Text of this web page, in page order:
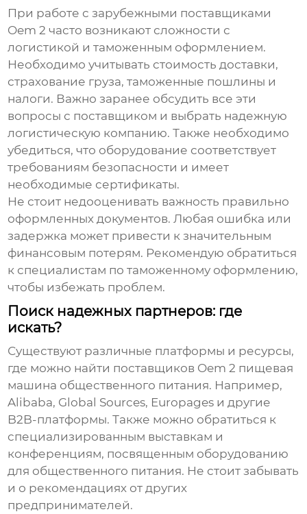
При работе с зарубежными поставщиками
Oem 2 часто возникают сложности с
логистикой и таможенным оформлением.
Необходимо учитывать стоимость доставки,
страхование груза, таможенные пошлины и
налоги. Важно заранее обсудить все эти
вопросы с поставщиком и выбрать надежную
логистическую компанию. Также необходимо
убедиться, что оборудование соответствует
требованиям безопасности и имеет
необходимые сертификаты.
Не стоит недооценивать важность правильно
оформленных документов. Любая ошибка или
задержка может привести к значительным
финансовым потерям. Рекомендую обратиться
к специалистам по таможенному оформлению,
чтобы избежать проблем.
Поиск надежных партнеров: где
искать?
Существуют различные платформы и ресурсы,
где можно найти поставщиков Oem 2 пищевая
машина общественного питания. Например,
Alibaba, Global Sources, Europages и другие
B2B-платформы. Также можно обратиться к
специализированным выставкам и
конференциям, посвященным оборудованию
для общественного питания. Не стоит забывать
и о рекомендациях от других
предпринимателей.